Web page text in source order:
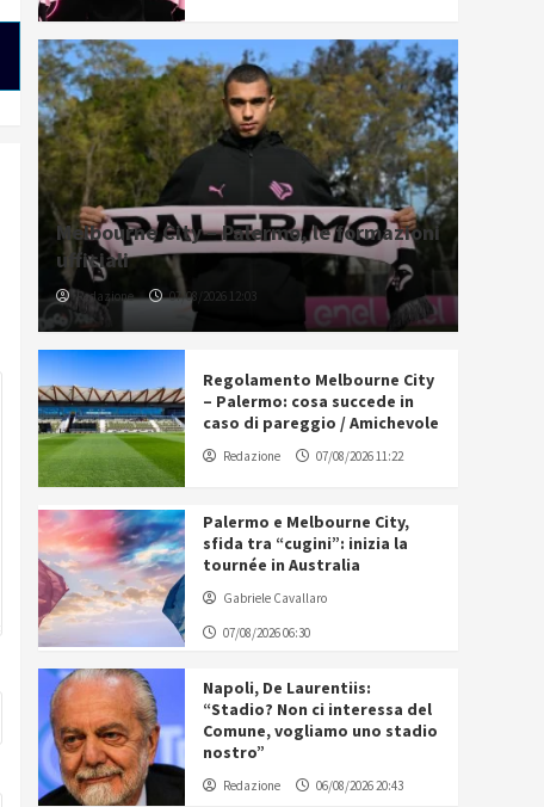
Melbourne City – Palermo, le formazioni
ufficiali
Redazione 07/08/2026 12:03
Regolamento Melbourne City
– Palermo: cosa succede in
caso di pareggio / Amichevole
Redazione 07/08/2026 11:22
Palermo e Melbourne City,
sfida tra “cugini”: inizia la
tournée in Australia
Gabriele Cavallaro
07/08/2026 06:30
Napoli, De Laurentiis:
“Stadio? Non ci interessa del
Comune, vogliamo uno stadio
nostro”
Redazione 06/08/2026 20:43